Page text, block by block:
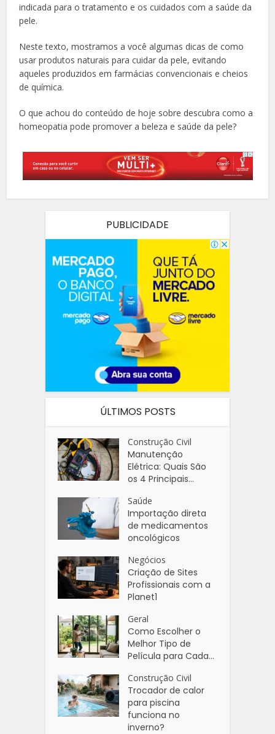
indicada para o tratamento e os cuidados com a saúde da
pele.
Neste texto, mostramos a você algumas dicas de como
usar produtos naturais para cuidar da pele, evitando
aqueles produzidos em farmácias convencionais e cheios
de química.
O que achou do conteúdo de hoje sobre descubra como a
homeopatia pode promover a beleza e saúde da pele?
PUBLICIDADE
ÚLTIMOS POSTS
Construção Civil
Manutenção
Elétrica: Quais São
os 4 Principais...
Saúde
Importação direta
de medicamentos
oncológicos
Negócios
Criação de Sites
Profissionais com a
Planet1
Geral
Como Escolher o
Melhor Tipo de
Película para Cada...
Construção Civil
Trocador de calor
para piscina
funciona no
inverno?